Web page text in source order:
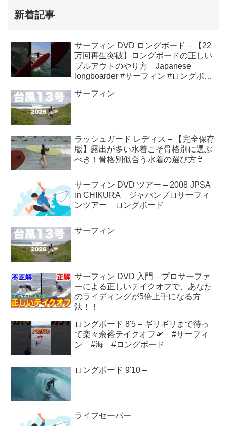
新着記事
サーフィン DVD ロングボード – 【22
万回再生突破】ロングボードの正しい
プルアウトのやり方 Japanese
longboarder #サーフィン #ロングボー
サーフィン
ラッシュガード レディス – 【完全保存
版】露出が多い水着こそ骨格別に選ぶ
べき！骨格別似合う水着の選び方👙
サーフィン DVD ツアー – 2008 JPSA
in CHIKURA ジャパンプロサーフィ
ンツアー ロングボード
サーフィン
サーフィン DVD 入門 – プロサーファ
ーによる正しいテイクオフで、あなた
のライディングが5倍上手になる方
法！！
ロングボード 8'5 – ギリギリまで待っ
て楽々余裕テイクオフ🛫 #サーフィ
ン #海 #ロングボード
ロングボード 9'10 –
ライフセーバー